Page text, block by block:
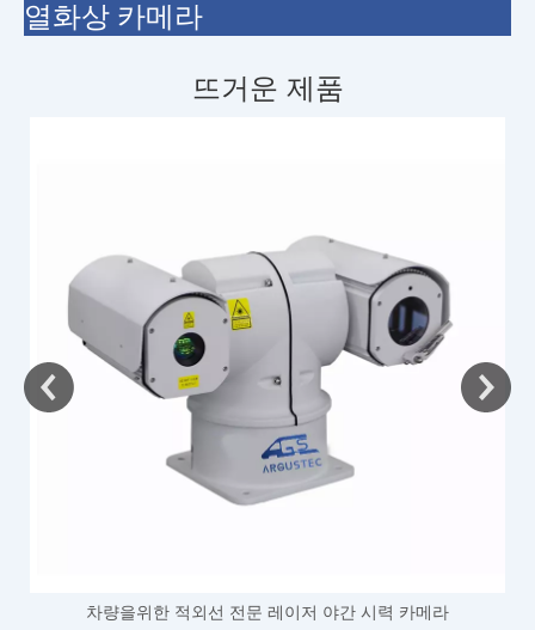
열화상 카메라
뜨거운 제품
차량을위한 적외선 전문 레이저 야간 시력 카메라